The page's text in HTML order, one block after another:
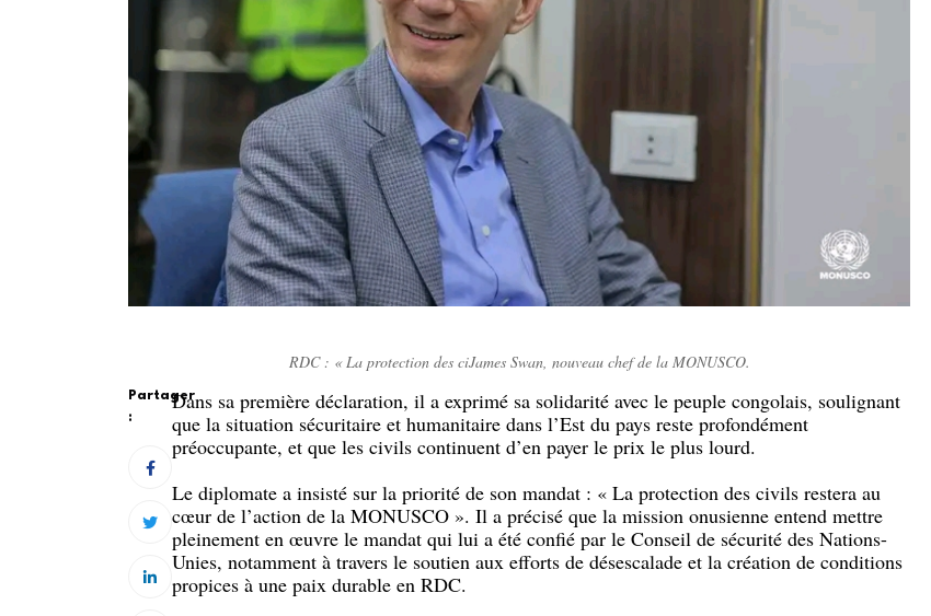
RDC : « La protection des ciJames Swan, nouveau chef de la MONUSCO.
Partager
:
Dans sa première déclaration, il a exprimé sa solidarité avec le peuple congolais, soulignant
que la situation sécuritaire et humanitaire dans l’Est du pays reste profondément
préoccupante, et que les civils continuent d’en payer le prix le plus lourd.
Le diplomate a insisté sur la priorité de son mandat : « La protection des civils restera au
cœur de l’action de la MONUSCO ». Il a précisé que la mission onusienne entend mettre
pleinement en œuvre le mandat qui lui a été confié par le Conseil de sécurité des Nations-
Unies, notamment à travers le soutien aux efforts de désescalade et la création de conditions
propices à une paix durable en RDC.